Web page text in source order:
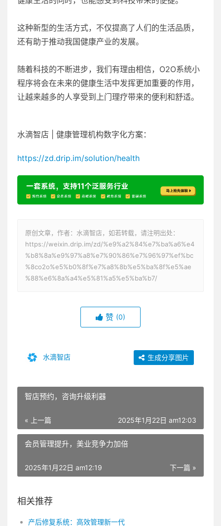
这种新型的生活方式，不仅提高了人们的生活品质，
还有助于推动我国健康产业的发展。
随着科技的不断进步，我们有理由相信，O2O系统小
程序将会在未来的健康生活中发挥更加重要的作用，
让越来越多的人享受到上门理疗带来的便利和舒适。
水滴智店 | 健康管理机构数字化方案：
https://zd.drip.im/solution/health
原创文章，作者：水滴智店，如若转载，请注明出处：
https://weixin.drip.im/zd/%e9%a2%84%e7%ba%a6%e4
%b8%8a%e9%97%a8%e7%90%86%e7%96%97%ef%bc
%8co2o%e5%b0%8f%e7%a8%8b%e5%ba%8f%e5%ae
%88%e6%8a%a4%e5%81%a5%e5%ba%b7/
赞 (0)
水滴智店 生成分享图片
智店预约，咨询升级利器
« 上一篇 2025年1月22日 am12:03
会员管理提升，美业竞争力加倍
下一篇 »
2025年1月22日 am12:19
相关推荐
产后修复系统：高效管理新一代